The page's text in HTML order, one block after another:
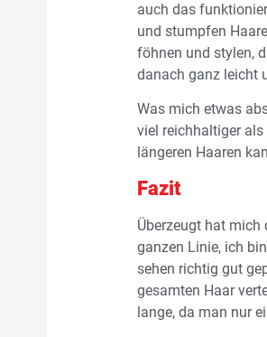
auch das
und stumpfen
föhnen und stylen,
danach ganz leicht
Was mich etwas
viel reichhaltiger
längeren Haaren
Fazit
Überzeugt hat mich
ganzen Linie, ich
sehen richtig gut
gesamten Haar
lange, da man nur